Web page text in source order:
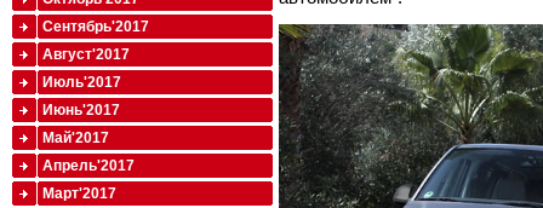
Сентябрь'2017
Август'2017
Июль'2017
Июнь'2017
Май'2017
Апрель'2017
Март'2017